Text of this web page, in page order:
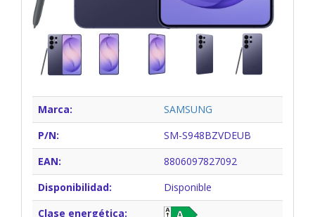
Marca:
SAMSUNG
P/N:
SM-S948BZVDEUB
EAN:
8806097827092
Disponibilidad:
Disponible
Clase energética: